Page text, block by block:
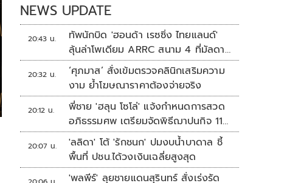
NEWS UPDATE
20:43 น.
ทัพนักบิด 'ฮอนด้า เรซซิ่ง ไทยแลนด์'
ลุ้นล่าโพเดียม ARRC สนาม 4 ที่มัลดาลิ
กา
20:32 น.
‘ศุภมาส’ สั่งเข้มตรวจคลินิกเสริมความ
งาม ย้ำโฆษณาราคาต้องจ่ายจริง
20:12 น.
พี่ชาย 'ฮลุน โซโล่' แจ้งกำหนดการสวด
อภิธรรมศพ เตรียมจัดพิธีฌาปนกิจ 11
ส.ค.
20:07 น.
'ลลิดา' โต้ 'รักชนก' ปมงบน้ำบาดาล ชี้
พื้นที่ ปชน.ได้วงเงินเฉลี่ยสูงสุด
'พลพีร์' ลุยชายแดนสุรินทร์ สั่งเร่งรัด